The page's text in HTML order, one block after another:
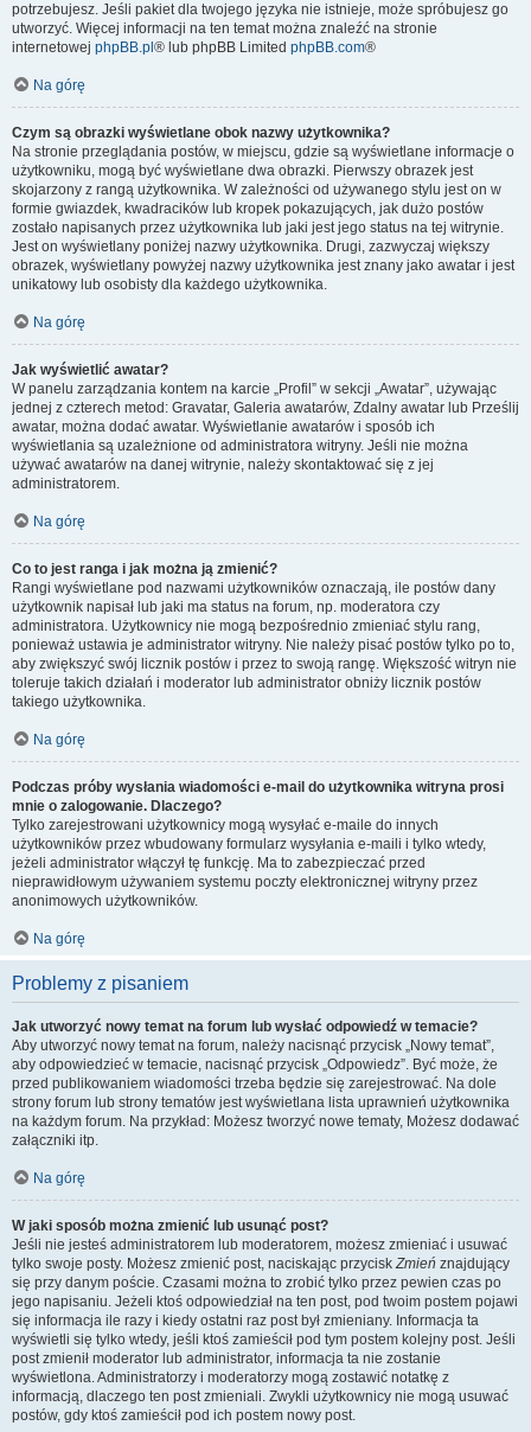
potrzebujesz. Jeśli pakiet dla twojego języka nie istnieje, może spróbujesz go
utworzyć. Więcej informacji na ten temat można znaleźć na stronie
internetowej phpBB.pl ® lub phpBB Limited phpBB.com®
Na górę
Czym są obrazki wyświetlane obok nazwy użytkownika?
Na stronie przeglądania postów, w miejscu, gdzie są wyświetlane informacje o
użytkowniku, mogą być wyświetlane dwa obrazki. Pierwszy obrazek jest
skojarzony z rangą użytkownika. W zależności od używanego stylu jest on w
formie gwiazdek, kwadracików lub kropek pokazujących, jak dużo postów
zostało napisanych przez użytkownika lub jaki jest jego status na tej witrynie.
Jest on wyświetlany poniżej nazwy użytkownika. Drugi, zazwyczaj większy
obrazek, wyświetlany powyżej nazwy użytkownika jest znany jako awatar i jest
unikatowy lub osobisty dla każdego użytkownika.
Na górę
Jak wyświetlić awatar?
W panelu zarządzania kontem na karcie „Profil” w sekcji „Awatar”, używając
jednej z czterech metod: Gravatar, Galeria awatarów, Zdalny awatar lub Prześlij
awatar, można dodać awatar. Wyświetlanie awatarów i sposób ich
wyświetlania są uzależnione od administratora witryny. Jeśli nie można
używać awatarów na danej witrynie, należy skontaktować się z jej
administratorem.
Na górę
Co to jest ranga i jak można ją zmienić?
Rangi wyświetlane pod nazwami użytkowników oznaczają, ile postów dany
użytkownik napisał lub jaki ma status na forum, np. moderatora czy
administratora. Użytkownicy nie mogą bezpośrednio zmieniać stylu rang,
ponieważ ustawia je administrator witryny. Nie należy pisać postów tylko po to,
aby zwiększyć swój licznik postów i przez to swoją rangę. Większość witryn nie
toleruje takich działań i moderator lub administrator obniży licznik postów
takiego użytkownika.
Na górę
Podczas próby wysłania wiadomości e-mail do użytkownika witryna prosi
mnie o zalogowanie. Dlaczego?
Tylko zarejestrowani użytkownicy mogą wysyłać e-maile do innych
użytkowników przez wbudowany formularz wysyłania e-maili i tylko wtedy,
jeżeli administrator włączył tę funkcję. Ma to zabezpieczać przed
nieprawidłowym używaniem systemu poczty elektronicznej witryny przez
anonimowych użytkowników.
Na górę
Problemy z pisaniem
Jak utworzyć nowy temat na forum lub wysłać odpowiedź w temacie?
Aby utworzyć nowy temat na forum, należy nacisnąć przycisk „Nowy temat”,
aby odpowiedzieć w temacie, nacisnąć przycisk „Odpowiedz”. Być może, że
przed publikowaniem wiadomości trzeba będzie się zarejestrować. Na dole
strony forum lub strony tematów jest wyświetlana lista uprawnień użytkownika
na każdym forum. Na przykład: Możesz tworzyć nowe tematy, Możesz dodawać
załączniki itp.
Na górę
W jaki sposób można zmienić lub usunąć post?
Jeśli nie jesteś administratorem lub moderatorem, możesz zmieniać i usuwać
tylko swoje posty. Możesz zmienić post, naciskając przyciskZmień znajdujący
się przy danym poście. Czasami można to zrobić tylko przez pewien czas po
jego napisaniu. Jeżeli ktoś odpowiedział na ten post, pod twoim postem pojawi
się informacja ile razy i kiedy ostatni raz post był zmieniany. Informacja ta
wyświetli się tylko wtedy, jeśli ktoś zamieścił pod tym postem kolejny post. Jeśli
post zmienił moderator lub administrator, informacja ta nie zostanie
wyświetlona. Administratorzy i moderatorzy mogą zostawić notatkę z
informacją, dlaczego ten post zmieniali. Zwykli użytkownicy nie mogą usuwać
postów, gdy ktoś zamieścił pod ich postem nowy post.